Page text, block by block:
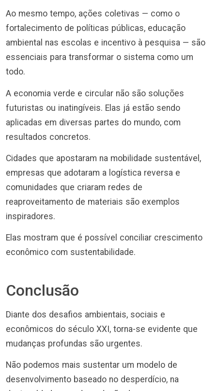
Ao mesmo tempo, ações coletivas — como o
fortalecimento de políticas públicas, educação
ambiental nas escolas e incentivo à pesquisa — são
essenciais para transformar o sistema como um
todo.
A economia verde e circular não são soluções
futuristas ou inatingíveis. Elas já estão sendo
aplicadas em diversas partes do mundo, com
resultados concretos.
Cidades que apostaram na mobilidade sustentável,
empresas que adotaram a logística reversa e
comunidades que criaram redes de
reaproveitamento de materiais são exemplos
inspiradores.
Elas mostram que é possível conciliar crescimento
econômico com sustentabilidade.
Conclusão
Diante dos desafios ambientais, sociais e
econômicos do século XXI, torna-se evidente que
mudanças profundas são urgentes.
Não podemos mais sustentar um modelo de
desenvolvimento baseado no desperdício, na